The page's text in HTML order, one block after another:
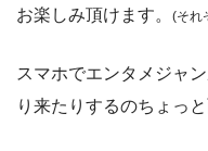
TELASA
パソコン
お楽しみ頂けます。
(それ
スマホでエンタメジャ
り来たりするのちょっ